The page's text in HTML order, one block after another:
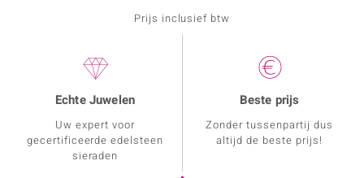
Prijs inclusief btw
Echte Juwelen
Uw expert voor
gecertificeerde edelsteen
sieraden
Beste prijs
Zonder tussenpartij dus
altijd de beste prijs!